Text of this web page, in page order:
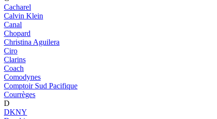
Cacharel
Calvin Klein
Canal
Chopard
Christina Aguilera
Ciro
Clarins
Coach
Comodynes
Comptoir Sud Pacifique
Courrèges
D
DKNY